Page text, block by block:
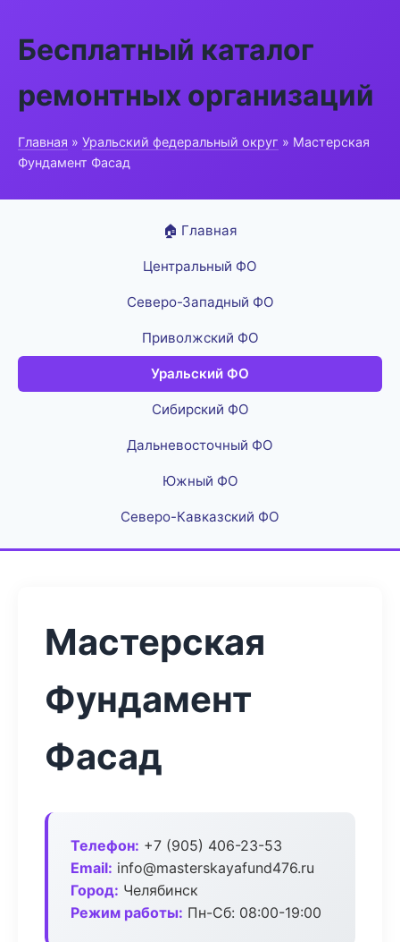
Бесплатный каталог
ремонтных организаций
Главная » Уральский федеральный округ » Мастерская
Фундамент Фасад
🏠 Главная
Центральный ФО
Северо-Западный ФО
Приволжский ФО
Уральский ФО
Сибирский ФО
Дальневосточный ФО
Южный ФО
Северо-Кавказский ФО
Мастерская
Фундамент
Фасад
Телефон: +7 (905) 406-23-53
Email: info@masterskayafund476.ru
Город: Челябинск
Режим работы: Пн-Сб: 08:00-19:00